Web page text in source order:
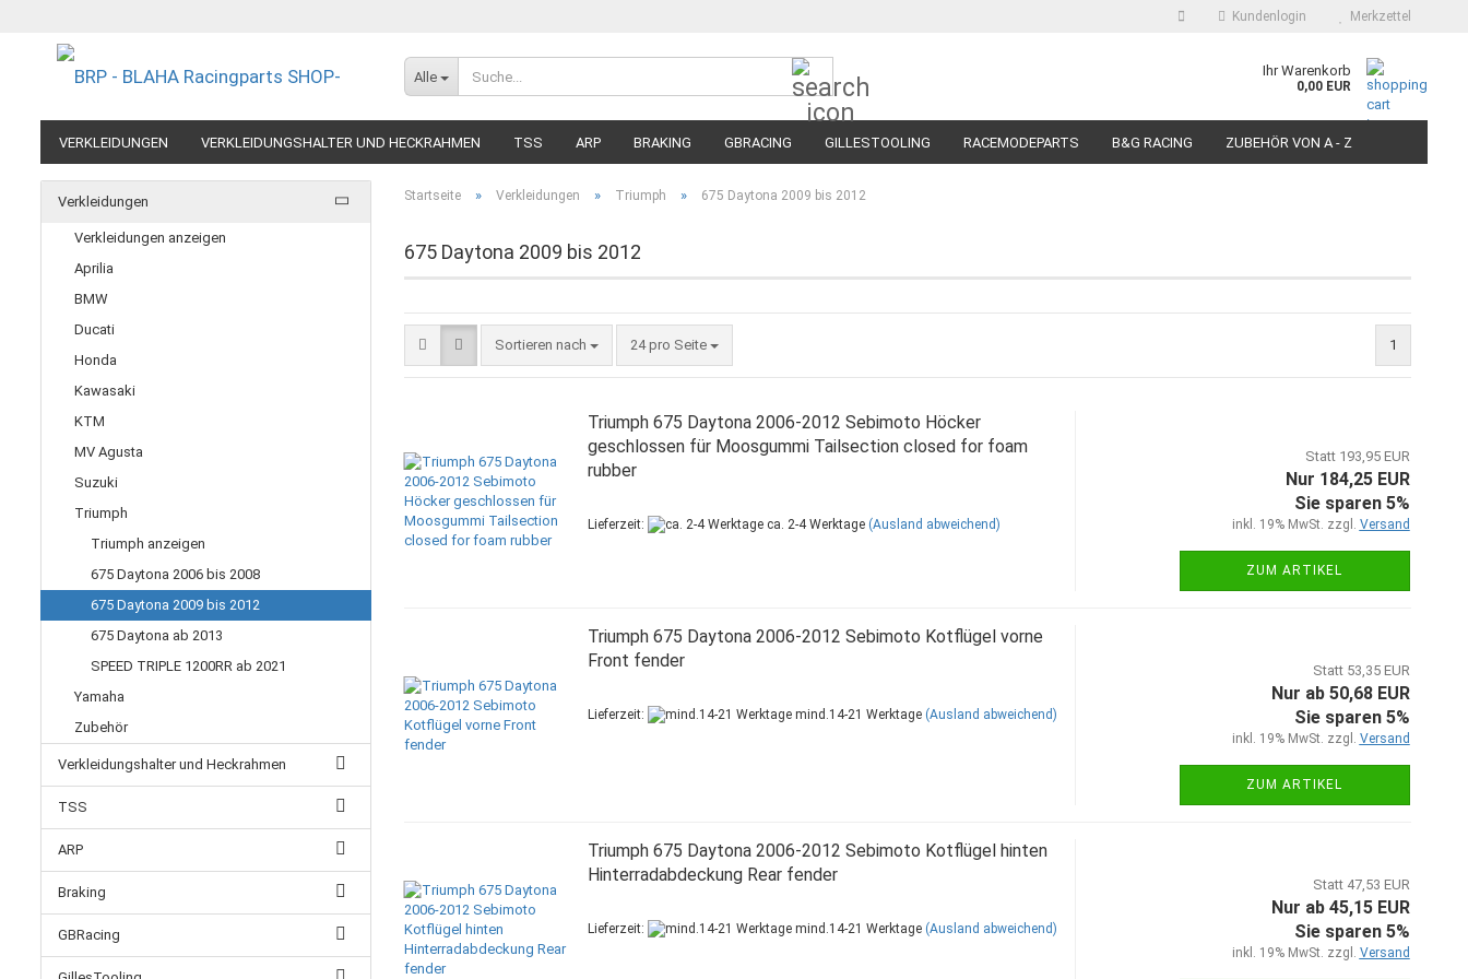
Kundenlogin
Konto erstellen
Merkzettel
Alle Ihr Warenkorb
0,00 EUR
VERKLEIDUNGEN VERKLEIDUNGSHALTER UND HECKRAHMEN TSS ARP BRAKING GBRACING GILLESTOOLING RACEMODEPARTS B&G RACING ZUBEHÖR VON A - Z
FELGEN IM MOTORRADRENNSPORT MEGA SALE RENNREIFEN FÜR MOTORRÄDER
RESTPOSTEN UND AUSLAUFMODELLE
Startseite » Verkleidungen » Triumph » 675 Daytona 2009 bis 2012
675 Daytona 2009 bis 2012
Sortieren nach
Sortieren nach 24 pro Seite
pro Seite 1
Triumph 675 Daytona 2006-2012 Sebimoto Höcker
geschlossen für Moosgummi Tailsection closed for foam
rubber
Lieferzeit: ca. 2-4 Werktage (Ausland abweichend)
Statt 193,95 EUR
Nur 184,25 EUR
Sie sparen 5%
inkl. 19% MwSt. zzgl. Versand
ZUM ARTIKEL
Triumph 675 Daytona 2006-2012 Sebimoto Kotflügel vorne
Front fender
Lieferzeit: mind.14-21 Werktage (Ausland abweichend)
Statt 53,35 EUR
Nur ab 50,68 EUR
Sie sparen 5%
inkl. 19% MwSt. zzgl. Versand
ZUM ARTIKEL
Triumph 675 Daytona 2006-2012 Sebimoto Kotflügel hinten
Hinterradabdeckung Rear fender
Lieferzeit: mind.14-21 Werktage (Ausland abweichend)
Statt 47,53 EUR
Nur ab 45,15 EUR
Sie sparen 5%
inkl. 19% MwSt. zzgl. Versand
Verkleidungen
Verkleidungen anzeigen
Aprilia
BMW
Ducati
Honda
Kawasaki
KTM
MV Agusta
Suzuki
Triumph
Triumph anzeigen
675 Daytona 2006 bis 2008
675 Daytona 2009 bis 2012
675 Daytona ab 2013
SPEED TRIPLE 1200RR ab 2021
Yamaha
Zubehör
Verkleidungshalter und Heckrahmen
TSS
ARP
Braking
GBRacing